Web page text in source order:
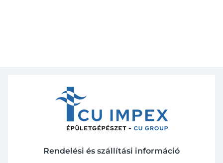
Rendelési és szállítási információ